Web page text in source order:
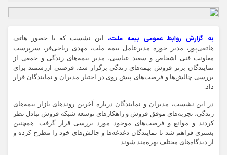
به گزارش روابط عمومی بیمه ملت، این نشست که با حضور هاتف
هاتفی‌پور، مدیر حوزه مدیرعامل بیمه ملت، مهدی ریاحی‌فر، سرپرست
معاونت فنی اشخاص و سعید عباسی، مدیر بیمه‌های زندگی و جمعی از
نمایندگان برتر فروش بیمه‌های زندگی برگزار شد، فرصتی ارزشمند برای
بررسی چالش‌‌ها و فرصت‌های پیش روی در اختیار مدیران و نمایندگان قرار
داد.
در این نشست، مدیران و نمایندگان درباره آخرین روندهای بازار بیمه‌های
زندگی، تجربه‌های موفق فروش و راهکارهای توسعه شبکه فروش تبادل نظر
کردند و موانع و فرصت‌های موجود مورد بررسی قرار گرفت. همچنین
بستری فراهم شد تا نمایندگان دغدغه‌ها و چالش‌های خود را مطرح کرده و
از دیدگاه‌های مختلف بهره‌مند شوند.